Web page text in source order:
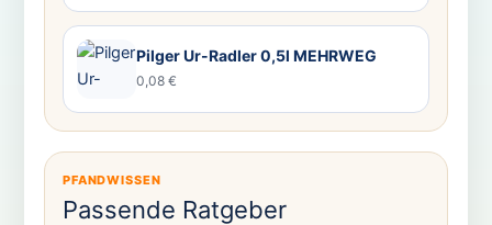
Pilger Ur-Radler 0,5l MEHRWEG
0,08 €
PFANDWISSEN
Passende Ratgeber